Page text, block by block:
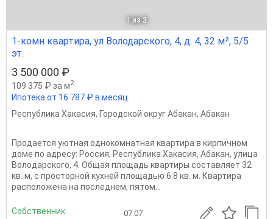
1 из 3
1-комн квартира, ул Володарского, 4, д. 4, 32 м², 5/5
эт.
3 500 000 ₽
109 375 ₽ за м2
Ипотека от 16 787 ₽ в месяц
Республика Хакасия, Городской округ Абакан, Абакан
Продается уютная однокомнатная квартира в кирпичном
доме по адресу: Россия, Республика Хакасия, Абакан, улица
Володарского, 4. Общая площадь квартиры составляет 32
кв. м, с просторной кухней площадью 6.8 кв. м. Квартира
расположена на последнем, пятом...
Собственник 07.07